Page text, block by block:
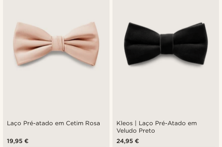
Laço Pré-atado em Cetim Rosa
19,95 €
Kleos | Laço Pré-Atado em
Veludo Preto
24,95 €